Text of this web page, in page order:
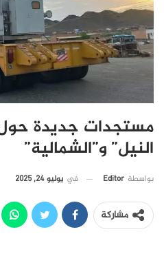
مستجدات جديدة
النيل” و”الشمالية”
بواسطة Editor في يوليو 24, 2025
مشاركة